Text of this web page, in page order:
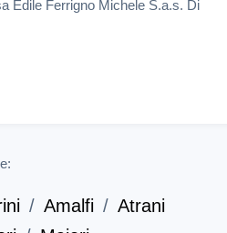
Edile Ferrigno Michele S.a.s. Di
Amalfi
Atrani